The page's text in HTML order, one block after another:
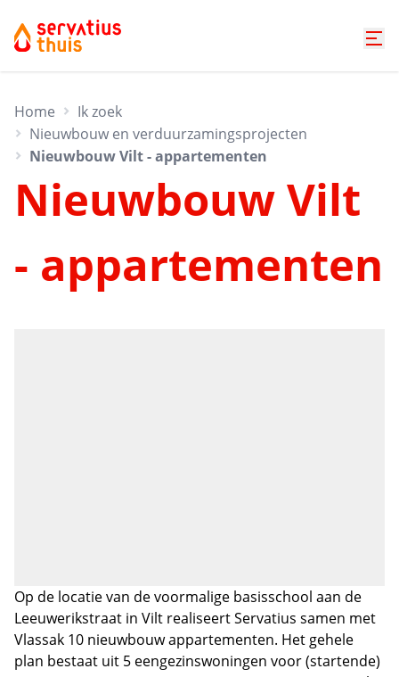
Home
Ik zoek
Nieuwbouw en verduurzamingsprojecten
Nieuwbouw Vilt - appartementen
Nieuwbouw Vilt
- appartementen
Op de locatie van de voormalige basisschool aan de
Leeuwerikstraat in Vilt realiseert Servatius samen met
Vlassak 10 nieuwbouw appartementen. Het gehele
plan bestaat uit 5 eengezinswoningen voor (startende)